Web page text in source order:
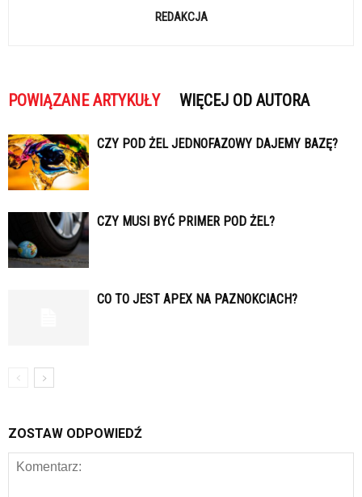
REDAKCJA
POWIĄZANE ARTYKUŁY WIĘCEJ OD AUTORA
CZY POD ŻEL JEDNOFAZOWY DAJEMY BAZĘ?
CZY MUSI BYĆ PRIMER POD ŻEL?
CO TO JEST APEX NA PAZNOKCIACH?
ZOSTAW ODPOWIEDŹ